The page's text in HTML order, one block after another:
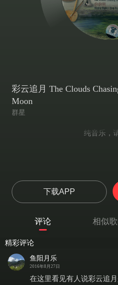
彩云追月 The Clouds
Moon
群星
纯音乐，
下载APP
评论 相似
精彩评论
鱼阳月乐
2016年8月27日
在这里看见有人说彩云追